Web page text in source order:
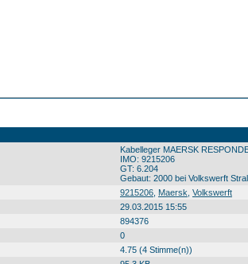
Kabelleger MAERSK
IMO: 9215206
GT: 6.204
Gebaut: 2000 bei Volkswerft
9215206 Maersk Volkswerft
29.03.2015 15:55
894376
0
4.75 (4 Stimme(n))